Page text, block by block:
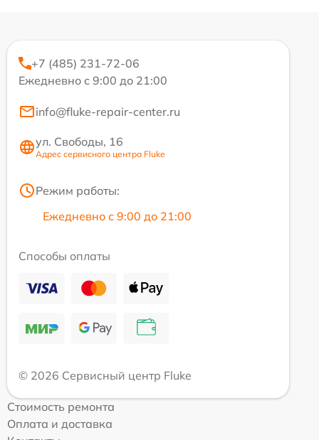
+7 (485) 231-72-06
Ежедневно с 9:00 до 21:00
info@fluke-repair-center.ru
ул. Свободы, 16
Адрес сервисного центра Fluke
Режим работы:
Ежедневно с 9:00 до 21:00
Способы оплаты
© 2026 Сервисный центр Fluke
Стоимость ремонта
Оплата и доставка